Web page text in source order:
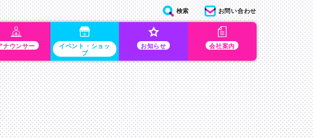
ナウンサー イベント・ショッ
プ
お知らせ 会社案内
検索 お問い合わせ